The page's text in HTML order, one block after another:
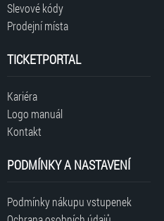
Slevové kódy
Prodejní místa
TICKETPORTAL
Kariéra
Logo manuál
Kontakt
PODMÍNKY A NASTAVENÍ
Podmínky nákupu vstupenek